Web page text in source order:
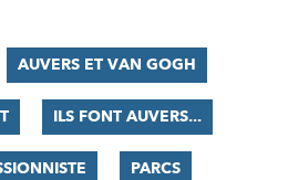
AUVERS ET VAN GOGH
ILS FONT AUVERS...
PARCS